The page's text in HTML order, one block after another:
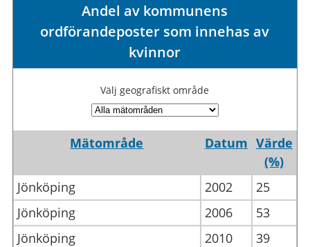
Andel av kommunens
ordförandeposter som innehas av
kvinnor
Välj geografiskt område
Mätområde Datum Värde
(%)
Jönköping
2002
25
Jönköping
2006
53
Jönköping
2010
39